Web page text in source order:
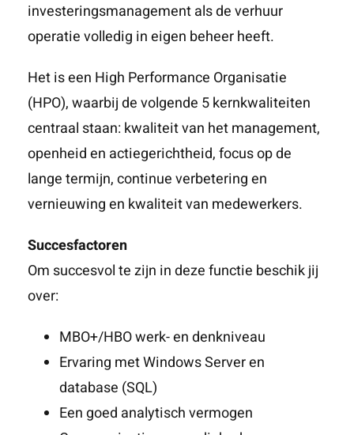
investeringsmanagement als de verhuur
operatie volledig in eigen beheer heeft.
Het is een High Performance Organisatie
(HPO), waarbij de volgende 5 kernkwaliteiten
centraal staan: kwaliteit van het management,
openheid en actiegerichtheid, focus op de
lange termijn, continue verbetering en
vernieuwing en kwaliteit van medewerkers.
Succesfactoren
Om succesvol te zijn in deze functie beschik jij
over:
MBO+/HBO werk- en denkniveau
Ervaring met Windows Server en
database (SQL)
Een goed analytisch vermogen